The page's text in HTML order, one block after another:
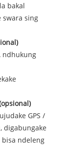
bakal
sing
ndhukung
GPS /
digabungake
ndeleng